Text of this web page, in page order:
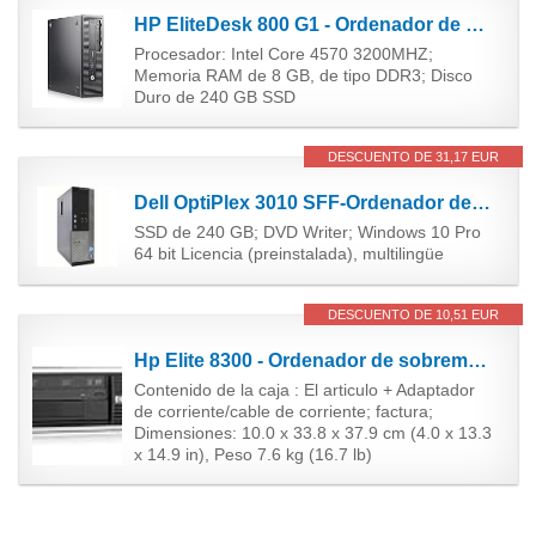
HP EliteDesk 800 G1 - Ordenador de sobremesa (Intel Core i5-4570, 16GB de RAM, Disco SSD 240GB,...
Procesador: Intel Core 4570 3200MHZ;
Memoria RAM de 8 GB, de tipo DDR3; Disco
Duro de 240 GB SSD
DESCUENTO DE 31,17 EUR
Dell OptiPlex 3010 SFF-Ordenador de sobremesa (procesador Intel Core i5 de 3,20 GHz, memoria RAM...
SSD de 240 GB; DVD Writer; Windows 10 Pro
64 bit Licencia (preinstalada), multilingüe
DESCUENTO DE 10,51 EUR
Hp Elite 8300 - Ordenador de sobremesa (Intel Core i5-3470, 8GB de RAM, Disco HDD de 500GB, Lector...
Contenido de la caja : El articulo + Adaptador
de corriente/cable de corriente; factura;
Dimensiones: 10.0 x 33.8 x 37.9 cm (4.0 x 13.3
x 14.9 in), Peso 7.6 kg (16.7 lb)